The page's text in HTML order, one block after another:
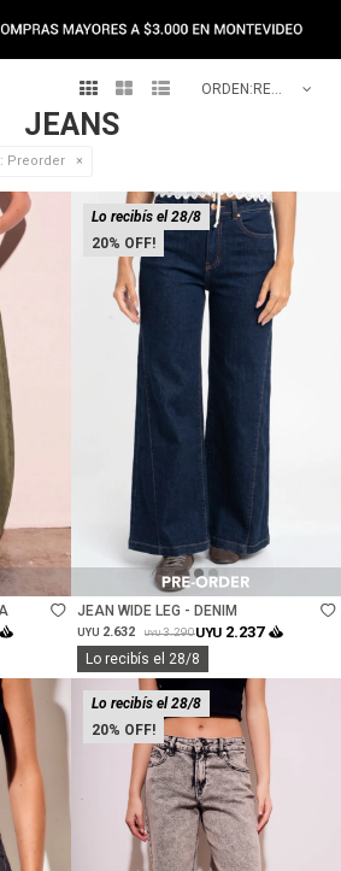
JEANS
   RECOMENDADOS
Preorder
20
Lo recibís el 28/8
Talle
JEAN WIDE LEG - DENIM
UYU 2.632 UYU 3.290UYU 2.237
Lo recibís el 28/8
20
Lo recibís el 28/8